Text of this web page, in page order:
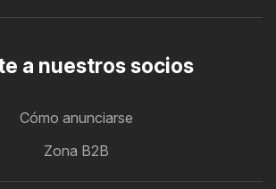
a nuestros socios
Cómo anunciarse
Zona B2B